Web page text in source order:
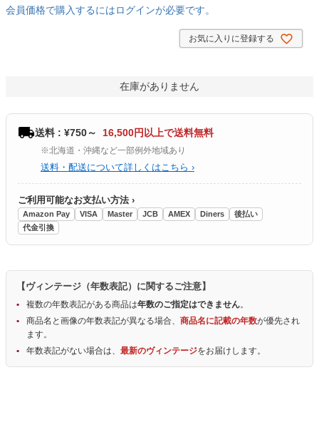
会員価格で購入するにはログインが必要です。
お気に入りに登録する
在庫がありません
送料 : ¥750～ 16,500円以上で送料無料
※北海道・沖縄など一部例外地域あり
送料・配送について詳しくはこちら ›
ご利用可能なお支払い方法 ›
Amazon Pay VISA Master JCB AMEX Diners
後払い
代金引換
【ヴィンテージ（年数表記）に関するご注意】
複数の年数表記がある商品は年数のご指定はできません。
商品名と画像の年数表記が異なる場合、 商品名に記載の年数が優先され
ます。
年数表記がない場合は、 最新のヴィンテージをお届けします。